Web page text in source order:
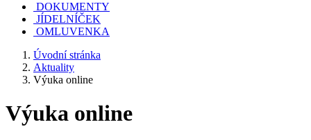
DOKUMENTY
JÍDELNÍČEK
OMLUVENKA
Úvodní stránka
Aktuality
Výuka online
Výuka online